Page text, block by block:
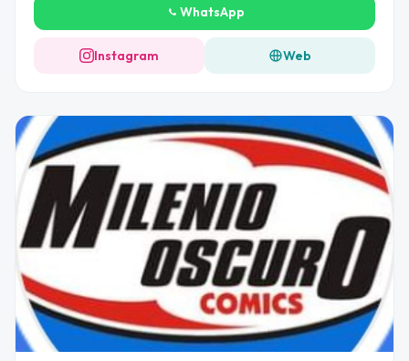
WhatsApp
Instagram Web